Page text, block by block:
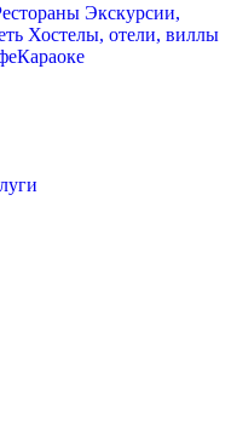
Экскурсии,
Хостелы, отели, виллы
Караоке